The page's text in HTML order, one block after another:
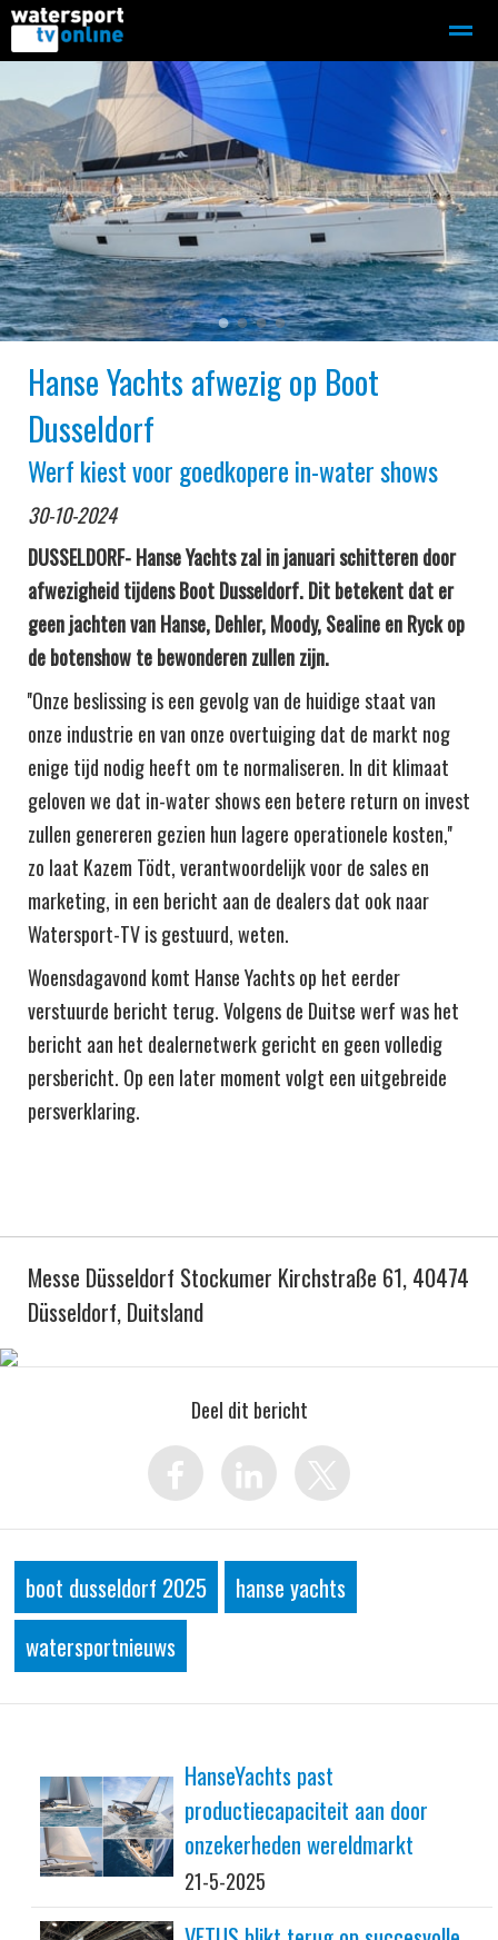
Motorboot-sloep Adverteren
Home Contact Bellen Zoeken
●●●●
Hanse Yachts afwezig op Boot
Dusseldorf
Werf kiest voor goedkopere in-water shows
30-10-2024
DUSSELDORF- Hanse Yachts zal in januari schitteren door
afwezigheid tijdens Boot Dusseldorf. Dit betekent dat er
geen jachten van Hanse, Dehler, Moody, Sealine en Ryck op
de botenshow te bewonderen zullen zijn.
''Onze beslissing is een gevolg van de huidige staat van
onze industrie en van onze overtuiging dat de markt nog
enige tijd nodig heeft om te normaliseren. In dit klimaat
geloven we dat in-water shows een betere return on invest
zullen genereren gezien hun lagere operationele kosten,''
zo laat Kazem Tödt, verantwoordelijk voor de sales en
marketing, in een bericht aan de dealers dat ook naar
Watersport-TV is gestuurd, weten.
Woensdagavond komt Hanse Yachts op het eerder
verstuurde bericht terug. Volgens de Duitse werf was het
bericht aan het dealernetwerk gericht en geen volledig
persbericht. Op een later moment volgt een uitgebreide
persverklaring.
Messe Düsseldorf Stockumer Kirchstraße 61, 40474
Düsseldorf, Duitsland
Deel dit bericht
boot dusseldorf 2025
hanse yachts
watersportnieuws
HanseYachts past
productiecapaciteit aan door
onzekerheden wereldmarkt
21-5-2025